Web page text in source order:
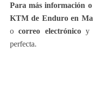
Para más información
KTM de Enduro en
ocorreo electrónicoy
perfecta.